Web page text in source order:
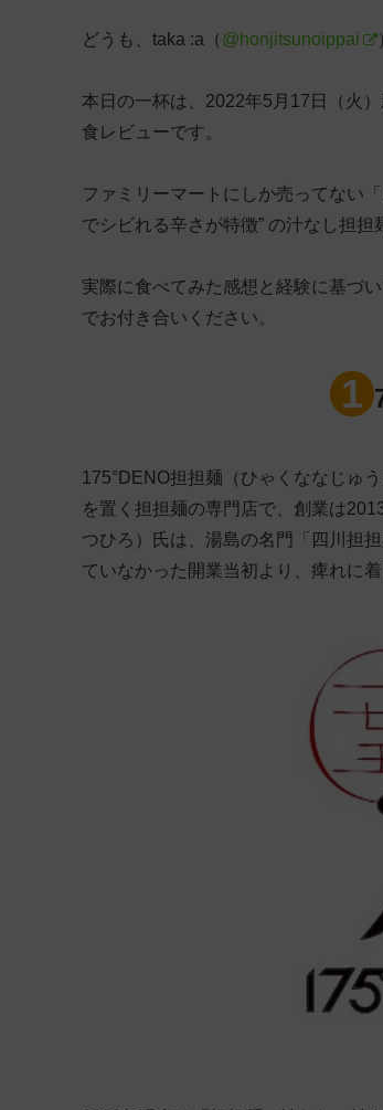
どうも、taka :a（ @honjitsunoippai
本日の一杯は、2022年5月17日（火
食レビューです。
ファミリーマートにしか売ってない
でシビれる辛さが特徴” の汁なし担担
実際に食べてみた感想と経験に基づ
でお付き合いください。
1
175°DENO担担麺（ひゃくななじゅ
を置く担担麺の専門店で、創業は
つひろ）氏は、湯島の名門「四川担
ていなかった開業当初より、痺れに